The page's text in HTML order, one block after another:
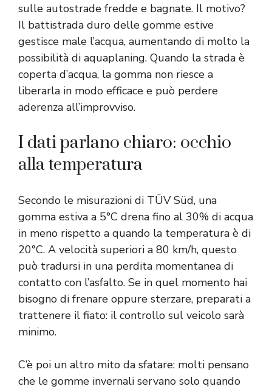
sulle autostrade fredde e bagnate. Il motivo?
Il battistrada duro delle gomme estive
gestisce male l’acqua, aumentando di molto la
possibilità di aquaplaning. Quando la strada è
coperta d’acqua, la gomma non riesce a
liberarla in modo efficace e può perdere
aderenza all’improvviso.
I dati parlano chiaro: occhio
alla temperatura
Secondo le misurazioni di TÜV Süd, una
gomma estiva a 5°C drena fino al 30% di acqua
in meno rispetto a quando la temperatura è di
20°C. A velocità superiori a 80 km/h, questo
può tradursi in una perdita momentanea di
contatto con l’asfalto. Se in quel momento hai
bisogno di frenare oppure sterzare, preparati a
trattenere il fiato: il controllo sul veicolo sarà
minimo.
C’è poi un altro mito da sfatare: molti pensano
che le gomme invernali servano solo quando